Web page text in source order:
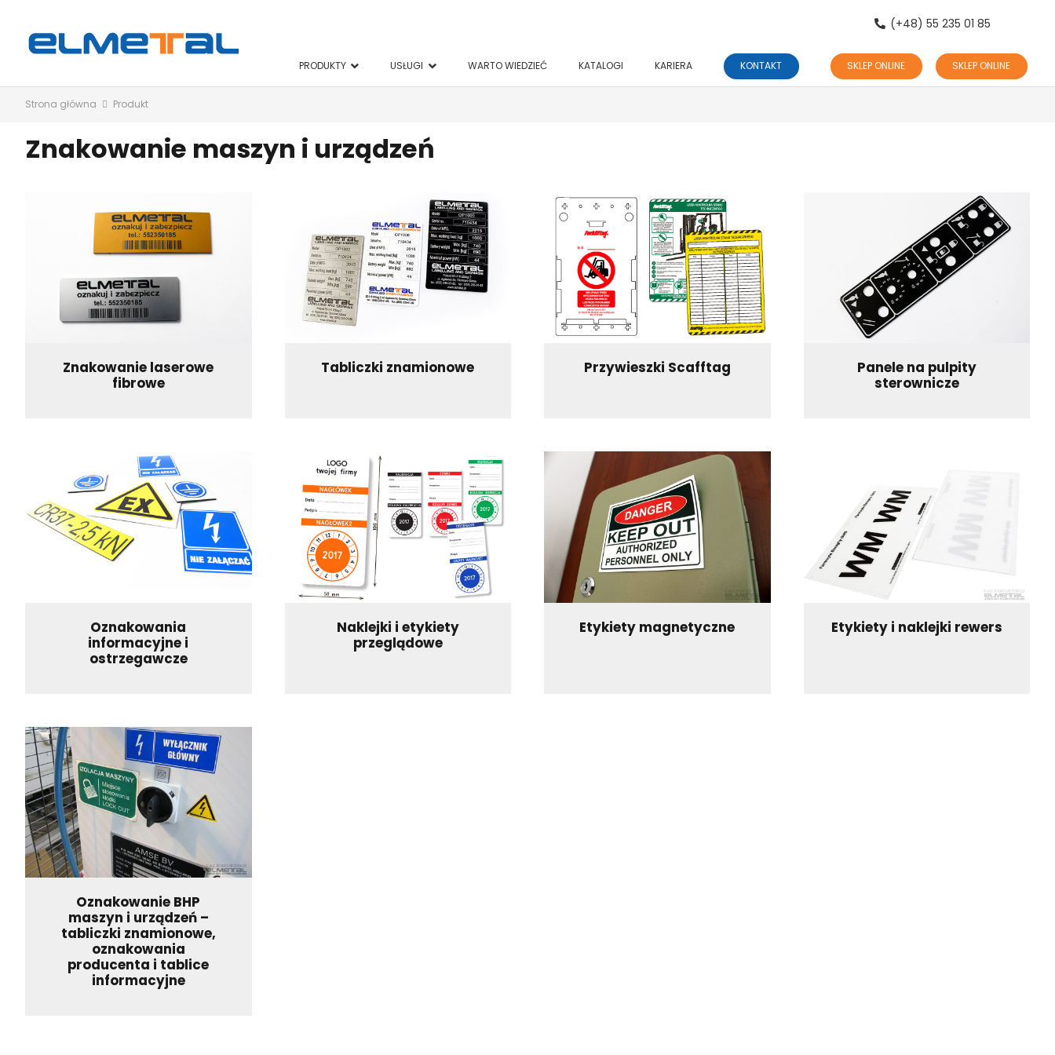
(+48) 55 235 01 85
PRODUKTY USŁUGI WARTO WIEDZIEĆ KATALOGI KARIERA KONTAKT SKLEP ONLINE SKLEP ONLINE
Strona główna Produkt
Znakowanie maszyn i urządzeń
Znakowanie laserowe
fibrowe
Tabliczki znamionowe Przywieszki Scafftag
Panele na pulpity
sterownicze
Oznakowania
informacyjne i
ostrzegawcze
Naklejki i etykiety
przeglądowe
Etykiety magnetyczne Etykiety i naklejki rewers
Oznakowanie BHP
maszyn i urządzeń –
tabliczki znamionowe,
oznakowania
producenta i tablice
informacyjne